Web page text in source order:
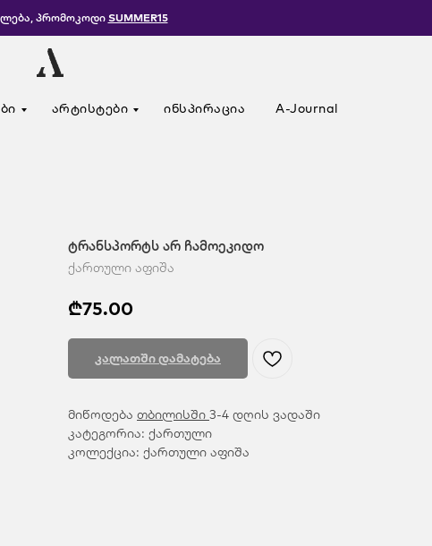
პრომოკოდიSUMMER15
არტისტები ინსპირაცია A-Journal
ტრანსპორტს არ ჩამოეკიდო
ქართული აფიშა
₾75.00
კალათში დამატება
მიწოდება თბილისში 3-4 დღის ვადაში
კატეგორია: ქართული
კოლექცია: ქართული აფიშა